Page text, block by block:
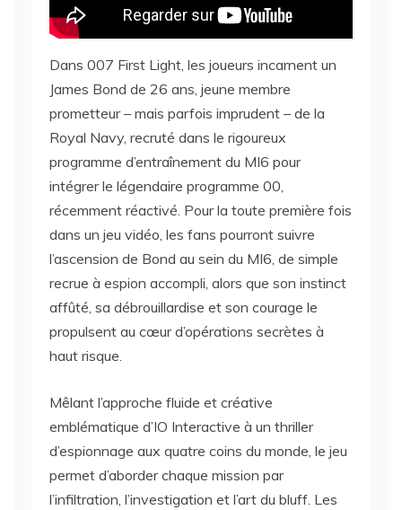
Dans 007 First Light, les joueurs incarnent un
James Bond de 26 ans, jeune membre
prometteur – mais parfois imprudent – de la
Royal Navy, recruté dans le rigoureux
programme d’entraînement du MI6 pour
intégrer le légendaire programme 00,
récemment réactivé. Pour la toute première fois
dans un jeu vidéo, les fans pourront suivre
l’ascension de Bond au sein du MI6, de simple
recrue à espion accompli, alors que son instinct
affûté, sa débrouillardise et son courage le
propulsent au cœur d’opérations secrètes à
haut risque.
Mêlant l’approche fluide et créative
emblématique d’IO Interactive à un thriller
d’espionnage aux quatre coins du monde, le jeu
permet d’aborder chaque mission par
l’infiltration, l’investigation et l’art du bluff. Les